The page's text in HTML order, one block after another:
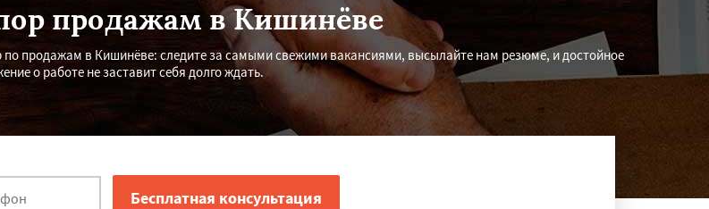
продажам в Кишинёве
продажам в Кишинёве: следите за самыми свежими вакансиями, высылайте нам резюме, и достойное
о работе не заставит себя долго ждать.